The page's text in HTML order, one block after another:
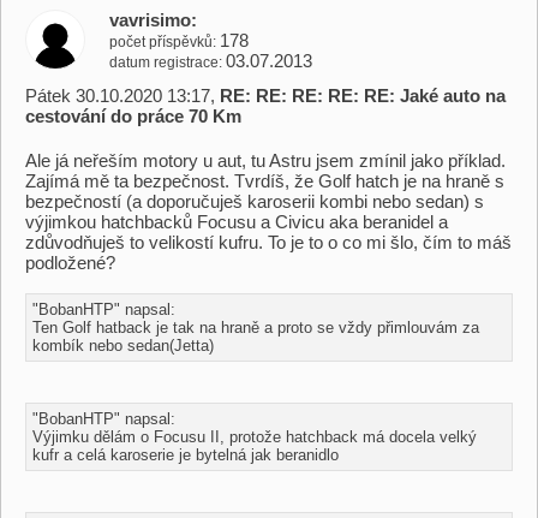
vavrisimo
počet příspěvků 178
datum registrace 03.07.2013
Pátek 30.10.2020 13:17, RE: RE: RE: RE: RE: Jaké auto na
cestování do práce 70 Km
Ale já neřeším motory u aut, tu Astru jsem zmínil jako příklad.
Zajímá mě ta bezpečnost. Tvrdíš, že Golf hatch je na hraně s
bezpečností (a doporučuješ karoserii kombi nebo sedan) s
výjimkou hatchbacků Focusu a Civicu aka beranidel a
zdůvodňuješ to velikostí kufru. To je to o co mi šlo, čím to máš
podložené?
"BobanHTP" napsal:
Ten Golf hatback je tak na hraně a proto se vždy přimlouvám za
kombík nebo sedan(Jetta)
"BobanHTP" napsal:
Výjimku dělám o Focusu II, protože hatchback má docela velký
kufr a celá karoserie je bytelná jak beranidlo